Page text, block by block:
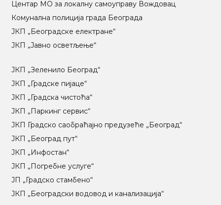
Центар МO за локалну самоуправу Вождовац
Комунална полиција града Београда
ЈКП „Београдске електране“
ЈКП „Јавно осветљење“
ЈКП „Зеленило Београд“
ЈКП „Градске пијаце“
ЈКП „Градска чистоћа“
ЈКП „Паркинг сервис“
ЈКП Градско саобраћајно предузеће „Београд“
ЈКП „Београд пут“
ЈКП „Инфостан“
ЈКП „Погребне услуге“
ЈП „Градско стамбено“
ЈКП „Београдски водовод и канализација“